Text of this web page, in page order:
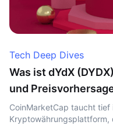
Tech Deep Dives
Was ist dYdX
und
CoinMarketCap taucht tief
Kryptowährungsplattform,